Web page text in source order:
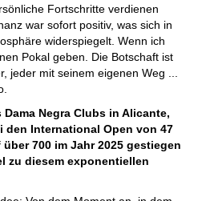
Fortschritte verdienen
war sofort positiv, was sich in
widerspiegelt. Wenn ich
Pokal geben. Die Botschaft ist
jeder mit seinem eigenen Weg ...
Negra Clubs in Alicante,
den International Open von 47
700 im Jahr 2025 gestiegen
zu diesem exponentiellen